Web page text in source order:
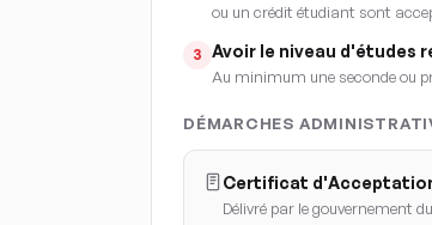
ou un crédit étudiant sont
3 Avoir le niveau d'études
Au minimum une seconde ou
DÉMARCHES
Certificat d'Acceptation
Délivré par le gouvernement